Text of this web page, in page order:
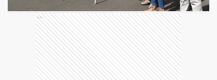
Ads